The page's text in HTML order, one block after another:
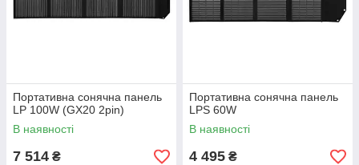
Портативна сонячна панель
LP 100W (GX20 2pin)
В наявності
7 514 ₴
Портативна сонячна панель
LPS 60W
В наявності
4 495 ₴